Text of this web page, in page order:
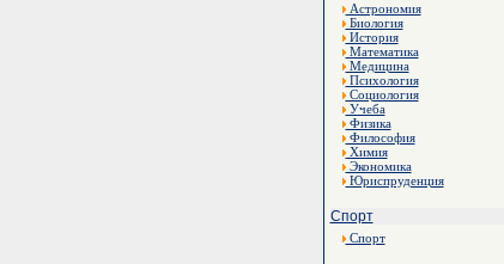
Астрономия
Биология
История
Математика
Медицина
Психология
Социология
Учеба
Физика
Философия
Химия
Экономика
Юриспруденция
Спорт
Спорт